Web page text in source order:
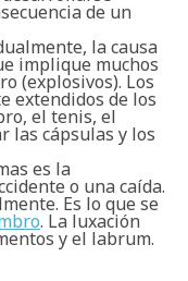
de un
la causa
implique muchos
(explosivos). Los
extendidos de los
el tenis, el
las cápsulas y los
es la
o una caída.
Es lo que se
. La luxación
y el labrum.